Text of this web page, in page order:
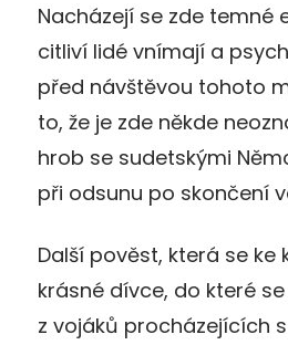
Nacházejí se zde temné
citliví lidé vnímají a
před návštěvou tohoto
to, že je zde někde
hrob se sudetskými
při odsunu po skončení
Další pověst, která se ke
krásné dívce, do které
z vojáků procházejících